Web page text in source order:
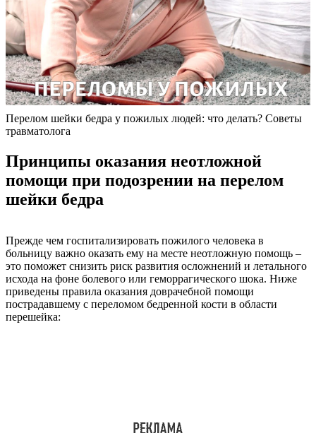
Перелом шейки бедра у пожилых людей: что делать? Советы
травматолога
Принципы оказания неотложной
помощи при подозрении на перелом
шейки бедра
Прежде чем госпитализировать пожилого человека в
больницу важно оказать ему на месте неотложную помощь –
это поможет снизить риск развития осложнений и летального
исхода на фоне болевого или геморрагического шока. Ниже
приведены правила оказания доврачебной помощи
пострадавшему с переломом бедренной кости в области
перешейка: